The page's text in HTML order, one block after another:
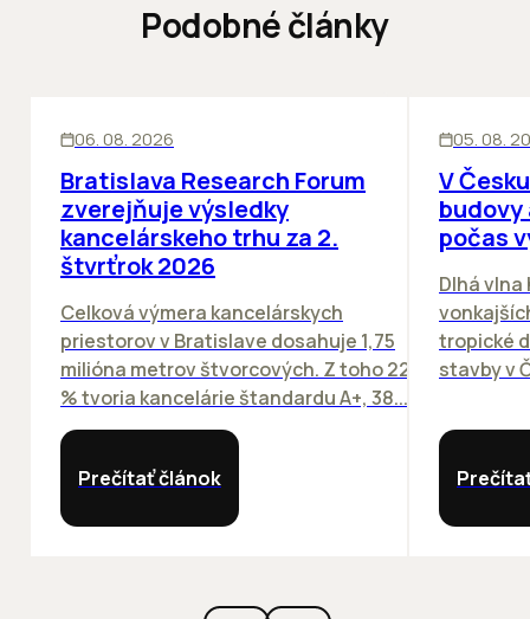
Podobné články
06. 08. 2026
Bratislava Research Forum
zverejňuje výsledky
kancelárskeho trhu za 2.
štvrťrok 2026
Celková výmera kancelárskych
priestorov v Bratislave dosahuje 1,75
milióna metrov štvorcových. Z toho 22
% tvoria kancelárie štandardu A+, 38...
Prečítať článok
05. 08.
V
počas
Dlhá
tropické
stavby v